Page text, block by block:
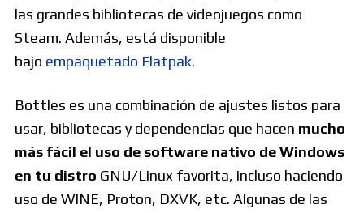
las grandes bibliotecas de videojuegos como
Steam. Además, está disponible
bajo empaquetado Flatpak.
Bottles es una combinación de ajustes listos para
usar, bibliotecas y dependencias que hacen mucho
más fácil el uso de software nativo de Windows
en tu distro GNU/Linux favorita, incluso haciendo
uso de WINE, Proton, DXVK, etc. Algunas de las